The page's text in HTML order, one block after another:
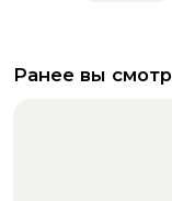
Ранее вы